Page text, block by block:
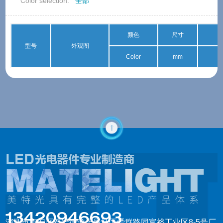
型号 外观图
颜色 尺寸
Color mm
13420946693